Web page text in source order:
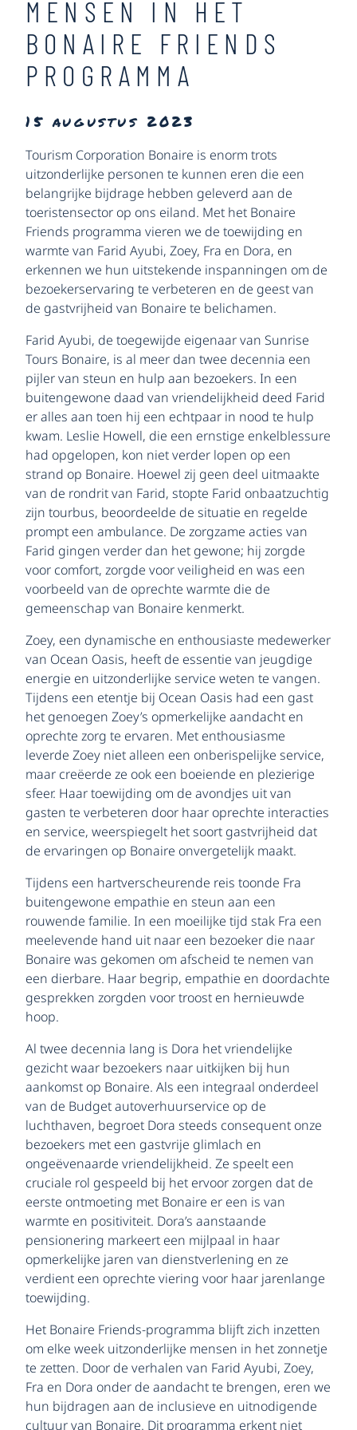
MENSEN IN HET
BONAIRE FRIENDS
PROGRAMMA
15 augustus 2023
Tourism Corporation Bonaire is enorm trots
uitzonderlijke personen te kunnen eren die een
belangrijke bijdrage hebben geleverd aan de
toeristensector op ons eiland. Met het Bonaire
Friends programma vieren we de toewijding en
warmte van Farid Ayubi, Zoey, Fra en Dora, en
erkennen we hun uitstekende inspanningen om de
bezoekerservaring te verbeteren en de geest van
de gastvrijheid van Bonaire te belichamen.
Farid Ayubi, de toegewijde eigenaar van Sunrise
Tours Bonaire, is al meer dan twee decennia een
pijler van steun en hulp aan bezoekers. In een
buitengewone daad van vriendelijkheid deed Farid
er alles aan toen hij een echtpaar in nood te hulp
kwam. Leslie Howell, die een ernstige enkelblessure
had opgelopen, kon niet verder lopen op een
strand op Bonaire. Hoewel zij geen deel uitmaakte
van de rondrit van Farid, stopte Farid onbaatzuchtig
zijn tourbus, beoordeelde de situatie en regelde
prompt een ambulance. De zorgzame acties van
Farid gingen verder dan het gewone; hij zorgde
voor comfort, zorgde voor veiligheid en was een
voorbeeld van de oprechte warmte die de
gemeenschap van Bonaire kenmerkt.
Zoey, een dynamische en enthousiaste medewerker
van Ocean Oasis, heeft de essentie van jeugdige
energie en uitzonderlijke service weten te vangen.
Tijdens een etentje bij Ocean Oasis had een gast
het genoegen Zoey’s opmerkelijke aandacht en
oprechte zorg te ervaren. Met enthousiasme
leverde Zoey niet alleen een onberispelijke service,
maar creëerde ze ook een boeiende en plezierige
sfeer. Haar toewijding om de avondjes uit van
gasten te verbeteren door haar oprechte interacties
en service, weerspiegelt het soort gastvrijheid dat
de ervaringen op Bonaire onvergetelijk maakt.
Tijdens een hartverscheurende reis toonde Fra
buitengewone empathie en steun aan een
rouwende familie. In een moeilijke tijd stak Fra een
meelevende hand uit naar een bezoeker die naar
Bonaire was gekomen om afscheid te nemen van
een dierbare. Haar begrip, empathie en doordachte
gesprekken zorgden voor troost en hernieuwde
hoop.
Al twee decennia lang is Dora het vriendelijke
gezicht waar bezoekers naar uitkijken bij hun
aankomst op Bonaire. Als een integraal onderdeel
van de Budget autoverhuurservice op de
luchthaven, begroet Dora steeds consequent onze
bezoekers met een gastvrije glimlach en
ongeëvenaarde vriendelijkheid. Ze speelt een
cruciale rol gespeeld bij het ervoor zorgen dat de
eerste ontmoeting met Bonaire er een is van
warmte en positiviteit. Dora’s aanstaande
pensionering markeert een mijlpaal in haar
opmerkelijke jaren van dienstverlening en ze
verdient een oprechte viering voor haar jarenlange
toewijding.
Het Bonaire Friends-programma blijft zich inzetten
om elke week uitzonderlijke mensen in het zonnetje
te zetten. Door de verhalen van Farid Ayubi, Zoey,
Fra en Dora onder de aandacht te brengen, eren we
hun bijdragen aan de inclusieve en uitnodigende
cultuur van Bonaire. Dit programma erkent niet